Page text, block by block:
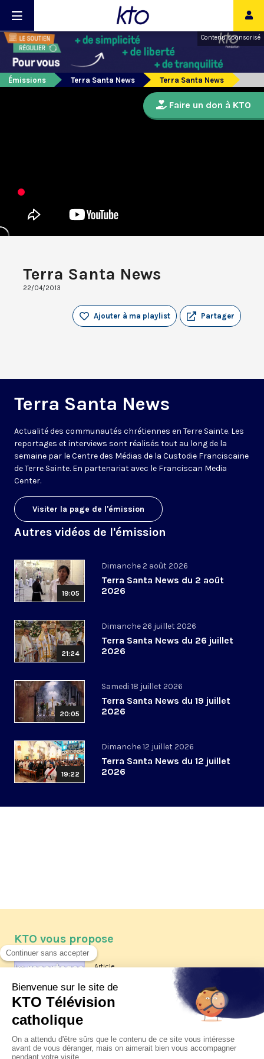
Contenu sponsorisé
Émissions Terra Santa News Terra Santa News
Terra Santa News
22/04/2013
Partager
Ajouter à ma playlist
Terra Santa News
Actualité des communautés chrétiennes en Terre Sainte. Les
reportages et interviews sont réalisés tout au long de la
semaine par le Centre des Médias de la Custodie Franciscaine
de Terre Sainte. En partenariat avec le Franciscan Media
Center.
Visiter la page de l'émission
Autres vidéos de l'émission
19:05
Dimanche 2 août 2026
Terra Santa News du 2 août
2026
21:24
Dimanche 26 juillet 2026
Terra Santa News du 26 juillet
2026
20:05
Samedi 18 juillet 2026
Terra Santa News du 19 juillet
2026
19:22
Dimanche 12 juillet 2026
Terra Santa News du 12 juillet
2026
Faire un don à KTO
KTO vous propose
Article
Les reportages d'été 2026 de KTO
La visite pastorale du pape Léon
XIV à Assise à suivre sur KTO le
jeudi 6 août